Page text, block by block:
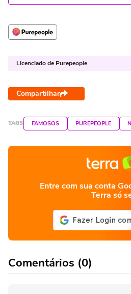
Licenciado de Purepeople
Compartilhar
TAGS FAMOSOS PUREPEOPLE
Entre com sua conta
Terra só
Comentários (0)